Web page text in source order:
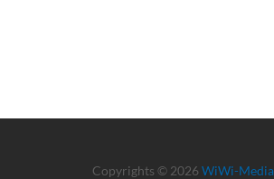
Copyrights © 2026 WiWi-